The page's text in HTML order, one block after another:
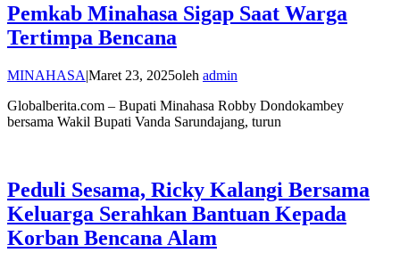
Pemkab Minahasa Sigap Saat Warga
Tertimpa Bencana
MINAHASA|Maret 23, 2025oleh admin
Globalberita.com – Bupati Minahasa Robby Dondokambey
bersama Wakil Bupati Vanda Sarundajang, turun
Peduli Sesama, Ricky Kalangi Bersama
Keluarga Serahkan Bantuan Kepada
Korban Bencana Alam